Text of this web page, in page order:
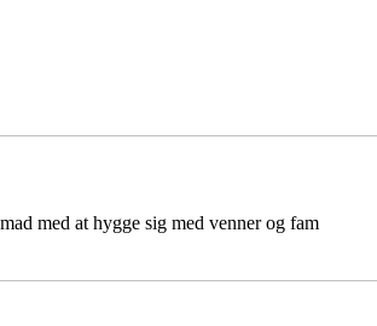
med at hygge sig med venner og fam